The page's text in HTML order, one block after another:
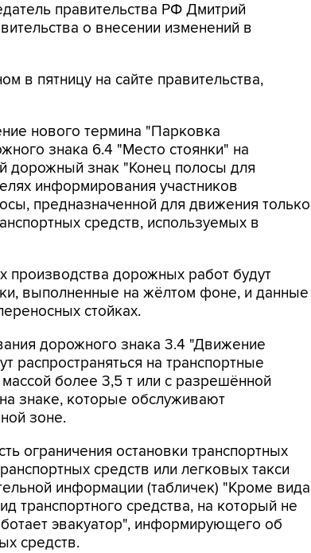
правительства РФ Дмитрий
о внесении изменений в
в пятницу на сайте правительства,
нового термина "Парковка
знака 6.4 "Место стоянки" на
дорожный знак "Конец полосы для
информирования участников
предназначенной для движения только
средств, используемых в
производства дорожных работ будут
выполненные на жёлтом фоне, и данные
стойках.
дорожного знака 3.4 "Движение
распространяться на транспортные
более 3,5 т или с разрешённой
знаке, которые обслуживают
зоне.
ограничения остановки транспортных
средств или легковых такси
информации (табличек) "Кроме вида
транспортного средства, на который не
эвакуатор", информирующего об
средств.